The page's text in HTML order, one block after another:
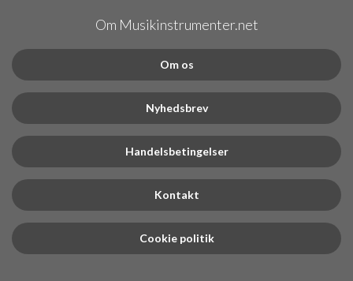
Om Musikinstrumenter.net
Om os
Nyhedsbrev
Handelsbetingelser
Kontakt
Cookie politik